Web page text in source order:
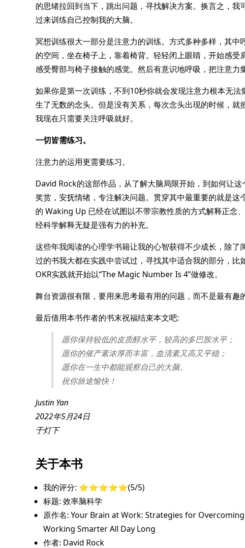
的思绪拉回到当下，跳出问题，寻找解决方案。换言之，我
过来训练自己控制我的大脑。
冥想训练很大一部分是注意力的训练。方式多种多样，其中
的空间，坐在椅子上，靠着椅背。轻轻闭上眼睛，开始感受
感受臀部与椅子接触的感觉。然后有意识地呼吸，把注意力
如果你是第一次训练，不到10秒你就会发现注意力根本无
生了无数的念头。但是没有关系，每次念头出现的时候，就
我现在只需要关注呼吸就好。
一切皆需练习。
注意力的运用更需要练习。
David Rock的这部作品，从了解大脑局限开始，到如何让
奖赏，安抚情绪，专注解决问题。贯穿其中最重要的就是
的 Waking Up 已经在试图以不带宗教性质的方式解释正念
经科学解释无疑是强有力的补充。
这些年我阅读的心理学书籍让我的心智获得不少成长，除
过的书我大都在实践中尝试过，寻找其中适合我的部分，比
OKR实践就开始以“The Magic Number Is 4”做修改。
舞台资源很有限，要用来思考最有用的问题，而不是最有趣
最后借用本书作者的书末祝福结束本文吧:
愿你保持较低的皮质醇水平，较高的多巴胺水平；
愿你的催产素浓厚而丰富，血清素又高又平稳；
愿你在一生中都能观察自己的大脑。
祝你旅途愉快！
Justin Yan
2022年5月24日
于灯下
关于本书
我的评分: ⭐️⭐️⭐️⭐️⭐️(5/5)
标题: 效率脑科学
原作名: Your Brain at Work: Strategies for
Working Smarter All Day Long
作者: David Rock